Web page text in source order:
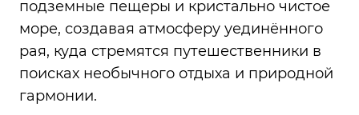
подземные пещеры и кристально чистое
море, создавая атмосферу уединённого
рая, куда стремятся путешественники в
поисках необычного отдыха и природной
гармонии.